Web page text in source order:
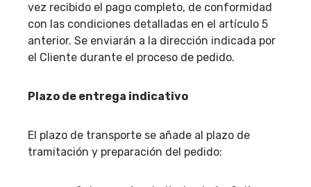
vez recibido el pago completo, de conformidad
con las condiciones detalladas en el artículo 5
anterior. Se enviarán a la dirección indicada por
el Cliente durante el proceso de pedido.
Plazo de entrega indicativo
El plazo de transporte se añade al plazo de
tramitación y preparación del pedido: